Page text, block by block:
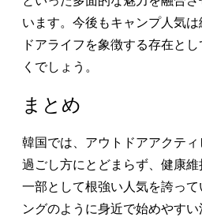
います。今後もキャンプ人気
ドアライフを象徴する存在と
くでしょう。
まとめ
韓国では、アウトドアアクテ
過ごし方にとどまらず、健康
一部として根強い人気を誇っ
ングのように身近で始めやす